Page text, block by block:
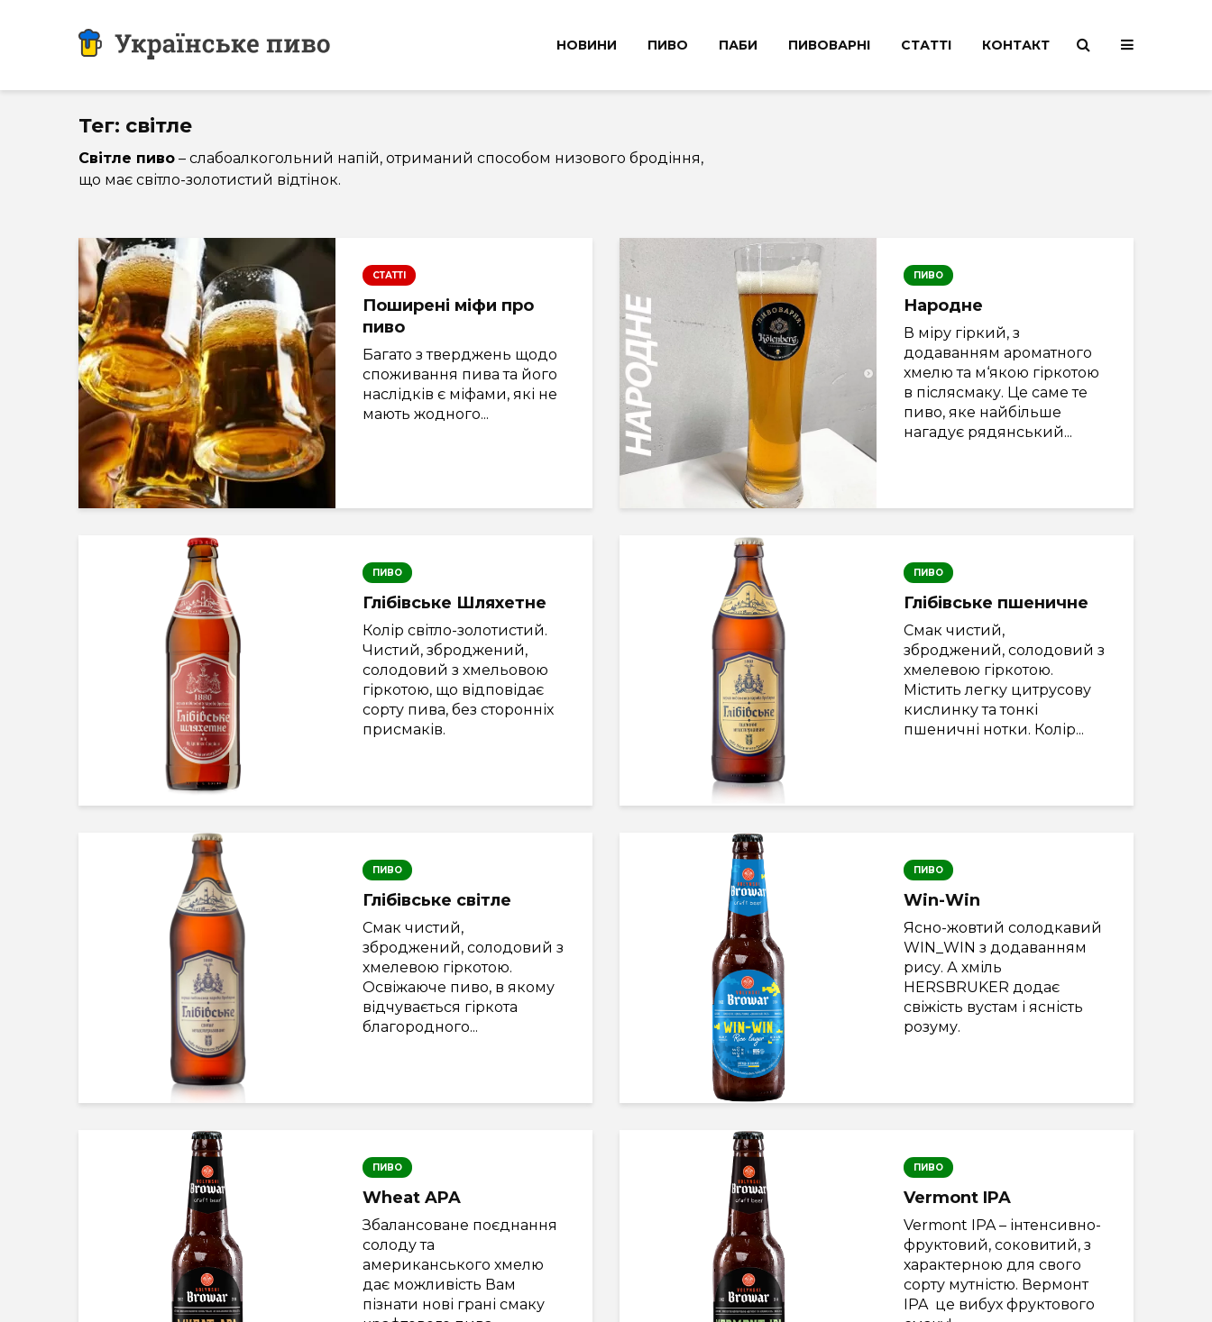
НОВИНИ ПИВО ПАБИ ПИВОВАРНІ СТАТТІ КОНТАКТ
Тег: світле
Світле пиво – слабоалкогольний напій, отриманий способом низового бродіння,
що має світло-золотистий відтінок.
СТАТТІ
Поширені міфи про
пиво
Багато з тверджень щодо
споживання пива та його
наслідків є міфами, які не
мають жодного...
ПИВО
Народне
В міру гіркий, з
додаванням ароматного
хмелю та м‘якою гіркотою
в післясмаку. Це саме те
пиво, яке найбільше
нагадує рядянський...
ПИВО
Глібівське Шляхетне
Колір світло-золотистий.
Чистий, зброджений,
солодовий з хмельовою
гіркотою, що відповідає
сорту пива, без сторонніх
присмаків.
ПИВО
Глібівське пшеничне
Смак чистий,
зброджений, солодовий з
хмелевою гіркотою.
Містить легку цитрусову
кислинку та тонкі
пшеничні нотки. Колір...
ПИВО
Глібівське світле
Смак чистий,
зброджений, солодовий з
хмелевою гіркотою.
Освіжаюче пиво, в якому
відчувається гіркота
благородного...
ПИВО
Win-Win
Ясно-жовтий солодкавий
WIN_WIN з додаванням
рису. А хміль
HERSBRUKER додає
свіжість вустам і ясність
розуму.
ПИВО
Wheat APA
Збалансоване поєднання
солоду та
американського хмелю
дає можливість Вам
пізнати нові грані смаку
ПИВО
Vermont IPA
Vermont IPA – інтенсивно-
фруктовий, соковитий, з
характерною для свого
сорту мутністю. Вермонт
IPA це вибух фруктового